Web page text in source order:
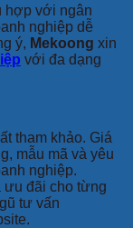
hợp với ngân
nghiệp dễ
ý, Mekoong xin
với đa dạng
tham khảo. Giá
mẫu mã và yêu
nghiệp.
đãi cho từng
tư vấn